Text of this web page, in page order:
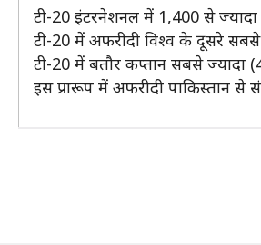
टी-20 इंटरनेशनल में 1,400 से
टी-20 में अफरीदी विश्व के दूसरे
टी-20 में बतौर कप्तान सबसे ज्यादा
​इस प्रारूप में अफरीदी पाकिस्तान